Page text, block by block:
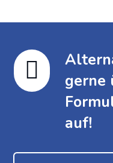

gerne
auf!